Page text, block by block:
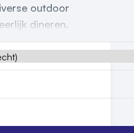
outdoor
dineren.